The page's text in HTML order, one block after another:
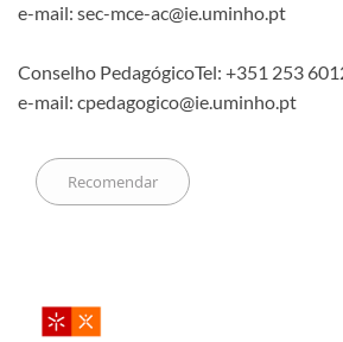
e-mail: sec-mce-ac@ie.uminho.pt
Conselho PedagógicoTel: +351 253
e-mail: cpedagogico@ie.uminho.pt